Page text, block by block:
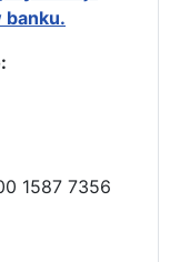
banku.
1587 7356